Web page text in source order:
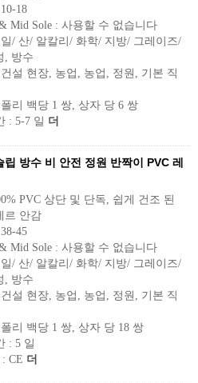
18
Mid Sole : 사용할 수 없습니다
/ 산/ 알칼리/ 화학/ 지방/ 그레이즈/
, 방수
설 현장, 농업, 농업, 정원, 기본 직
리 백당 1 쌍, 상자 당 6 쌍
: 5-7 일 더
립 방수 비 안전 정원 반짝이 PVC 레
PVC 상단 및 단독, 쉽게 건조 된
르 안감
45
Mid Sole : 사용할 수 없습니다
/ 산/ 알칼리/ 화학/ 지방/ 그레이즈/
, 방수
설 현장, 농업, 농업, 정원, 기본 직
리 백당 1 쌍, 상자 당 18 쌍
: 5 일
CE 더